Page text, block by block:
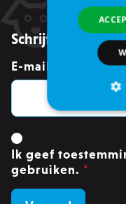
Schrijf je in voor
E-mailadres
Ik geef
gebruiken. *
Analytische